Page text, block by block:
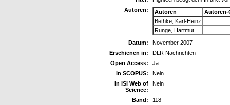
Autoren:
Autoren
Autoren-
Bethke, Karl-Heinz
Runge, Hartmut
Datum:
November 2007
Erschienen in:
DLR Nachrichten
Open Access:
Ja
In SCOPUS:
Nein
In ISI Web of
Science:
Nein
Band:
118